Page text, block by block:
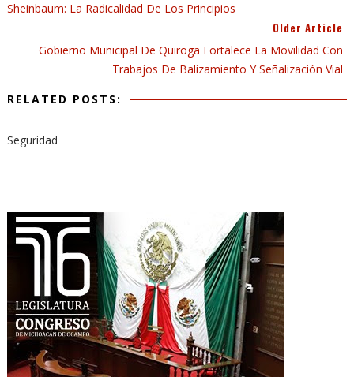
Sheinbaum: La Radicalidad De Los Principios
Older Article
Gobierno Municipal De Quiroga Fortalece La Movilidad Con
Trabajos De Balizamiento Y Señalización Vial
RELATED POSTS:
Seguridad